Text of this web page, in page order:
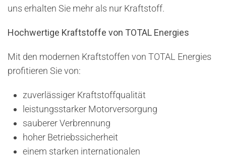
uns erhalten Sie mehr als nur Kraftstoff.
Hochwertige Kraftstoffe von TOTAL Energies
Mit den modernen Kraftstoffen von TOTAL Energies
profitieren Sie von:
zuverlässiger Kraftstoffqualität
leistungsstarker Motorversorgung
sauberer Verbrennung
hoher Betriebssicherheit
einem starken internationalen